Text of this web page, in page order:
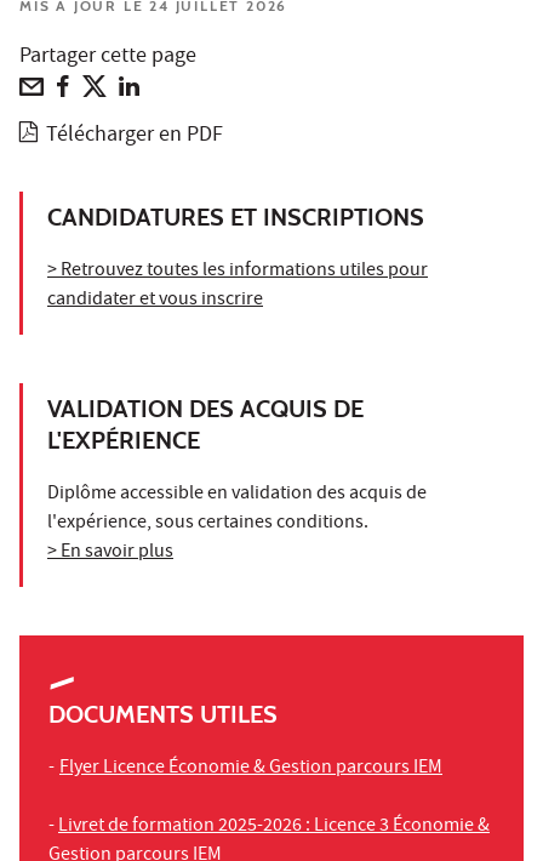
MIS À JOUR LE 24 JUILLET 2026
Partager cette page
Télécharger en PDF
CANDIDATURES ET INSCRIPTIONS
> Retrouvez toutes les informations utiles pour
candidater et vous inscrire
VALIDATION DES ACQUIS DE
L'EXPÉRIENCE
Diplôme accessible en validation des acquis de
l'expérience, sous certaines conditions.
> En savoir plus
DOCUMENTS UTILES
-Flyer Licence Économie & Gestion parcours IEM
-Livret de formation 2025-2026 : Licence 3 Économie &